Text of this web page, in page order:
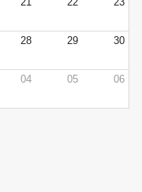
28 29 30
04 05 06